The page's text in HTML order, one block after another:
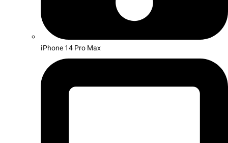
iPhone 14 Pro Max